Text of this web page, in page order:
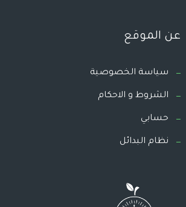
عن الموقع
سياسة الخصوصية
الشروط و الاحكام
حسابي
نظام البدائل